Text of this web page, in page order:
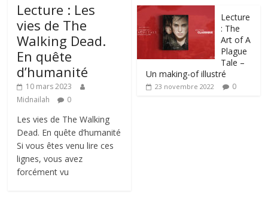
Lecture : Les
vies de The
Walking Dead.
En quête
d’humanité
10 mars 2023
Midnailah
0
Les vies de The Walking
Dead. En quête d’humanité
Si vous êtes venu lire ces
lignes, vous avez
forcément vu
Lecture
: The
Art of A
Plague
Tale –
Un making-of illustré
23 novembre 2022 0